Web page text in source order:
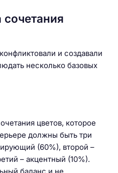
и создавали
несколько базовых
цветов, которое
должны быть три
(60%), второй –
– акцентный (10%).